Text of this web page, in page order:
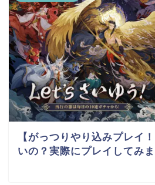
【がっつりやり込みプレイ
いの？実際にプレイしてみ